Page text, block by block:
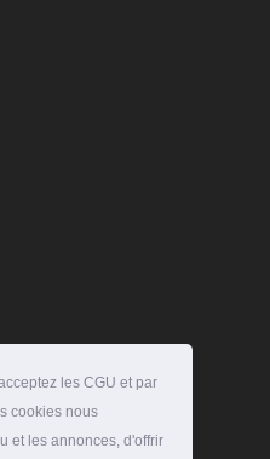
les CGU et par
cookies nous
et les annonces, d'offrir